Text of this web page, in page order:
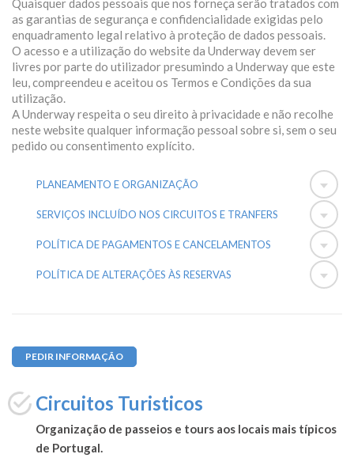
Quaisquer dados pessoais que nos forneça serão tratados com
as garantias de segurança e confidencialidade exigidas pelo
enquadramento legal relativo à proteção de dados pessoais.
O acesso e a utilização do website da Underway devem ser
livres por parte do utilizador presumindo a Underway que este
leu, compreendeu e aceitou os Termos e Condições da sua
utilização.
A Underway respeita o seu direito à privacidade e não recolhe
neste website qualquer informação pessoal sobre si, sem o seu
pedido ou consentimento explícito.
PLANEAMENTO E ORGANIZAÇÃO
SERVIÇOS INCLUÍDO NOS CIRCUITOS E TRANFERS
POLÍTICA DE PAGAMENTOS E CANCELAMENTOS
POLÍTICA DE ALTERAÇÕES ÀS RESERVAS
PEDIR INFORMAÇÃO
Circuitos Turisticos
Organização de passeios e tours aos locais mais típicos
de Portugal.